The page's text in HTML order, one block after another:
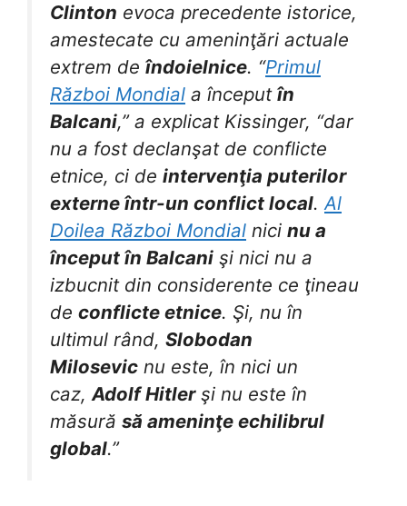
Clinton evoca precedente istorice,
amestecate cu ameninţări actuale
extrem de îndoielnice. “Primul
Război Mondial a început în
Balcani,” a explicat Kissinger, “dar
nu a fost declanşat de conflicte
etnice, ci de intervenţia puterilor
externe într-un conflict local.Al
Doilea Război Mondial nici nu a
început în Balcani şi nici nu a
izbucnit din considerente ce ţineau
de conflicte etnice. Şi, nu în
ultimul rând, Slobodan
Milosevic nu este, în nici un
caz,Adolf Hitlerşi nu este în
măsură să ameninţe echilibrul
global.”